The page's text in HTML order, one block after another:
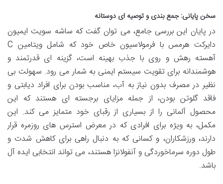
سخن پایانی: جمع بندی و توصیه ای دوستانه
در پایان این بررسی جامع، می توان گفت که ساشه سویت ایمیون
دایرکت هرمس با فرمولاسیون خاص خود که شامل ویتامین C
آهسته رهش و روی با جذب بهینه است، گزینه ای قدرتمند و
هوشمندانه برای تقویت سیستم ایمنی به شمار می رود. سهولت بی
نظیر در مصرف بدون نیاز به آب، مناسب بودن برای افراد دیابتی و
فاقد گلوتن بودن، از جمله مزایای برجسته ای هستند که این
محصول آلمانی را از بسیاری از رقبای خود متمایز می کند. این
مکمل، به ویژه برای افرادی که در معرض استرس های روزمره قرار
دارند، ورزشکاران، و کسانی که به دنبال راهی برای کاهش شدت و
طول دوره سرماخوردگی و آنفولانزا هستند، می تواند انتخابی ایده آل
باشد.